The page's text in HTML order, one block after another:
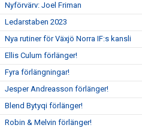
Nyförvärv: Joel Friman
Ledarstaben 2023
Nya rutiner för Växjö Norra IF:s kansli
Ellis Culum förlänger!
Fyra förlängningar!
Jesper Andreasson förlänger!
Blend Bytyqi förlänger!
Robin & Melvin förlänger!